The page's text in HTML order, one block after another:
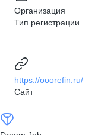
Организация
Тип регистрации
https://ooorefin.ru/
Сайт